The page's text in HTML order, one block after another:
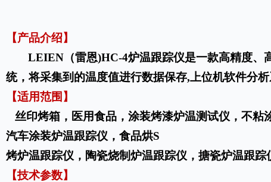
【产品介绍】
LEIEN（雷恩)HC-4炉温跟踪仪是一款高精度、
统，将采集到的温度值进行数据保存,上位机软件分
【适用范围】
丝印烤箱，医用食品，涂装烤漆炉温测试仪，不粘
汽车涂装炉温跟踪仪，食品烘S
烤炉温跟踪仪，陶瓷烧制炉温跟踪仪，搪瓷炉温跟踪
【技术参数】